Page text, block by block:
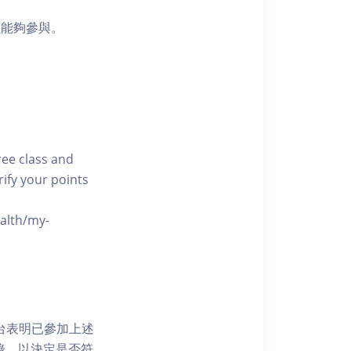
夠參與。
class and
your points
my-
表明已參加上述